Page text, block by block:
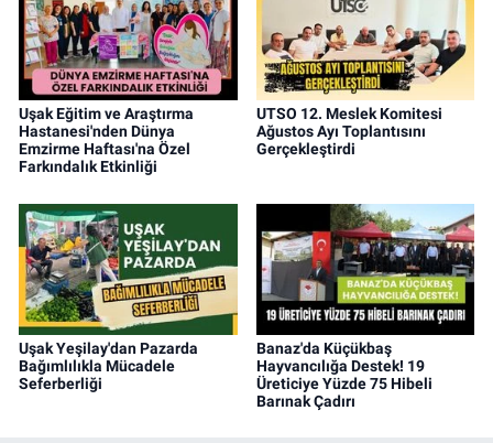
Uşak Eğitim ve Araştırma
Hastanesi'nden Dünya
Emzirme Haftası'na Özel
Farkındalık Etkinliği
UTSO 12. Meslek Komitesi
Ağustos Ayı Toplantısını
Gerçekleştirdi
Uşak Yeşilay'dan Pazarda
Bağımlılıkla Mücadele
Seferberliği
Banaz'da Küçükbaş
Hayvancılığa Destek! 19
Üreticiye Yüzde 75 Hibeli
Barınak Çadırı